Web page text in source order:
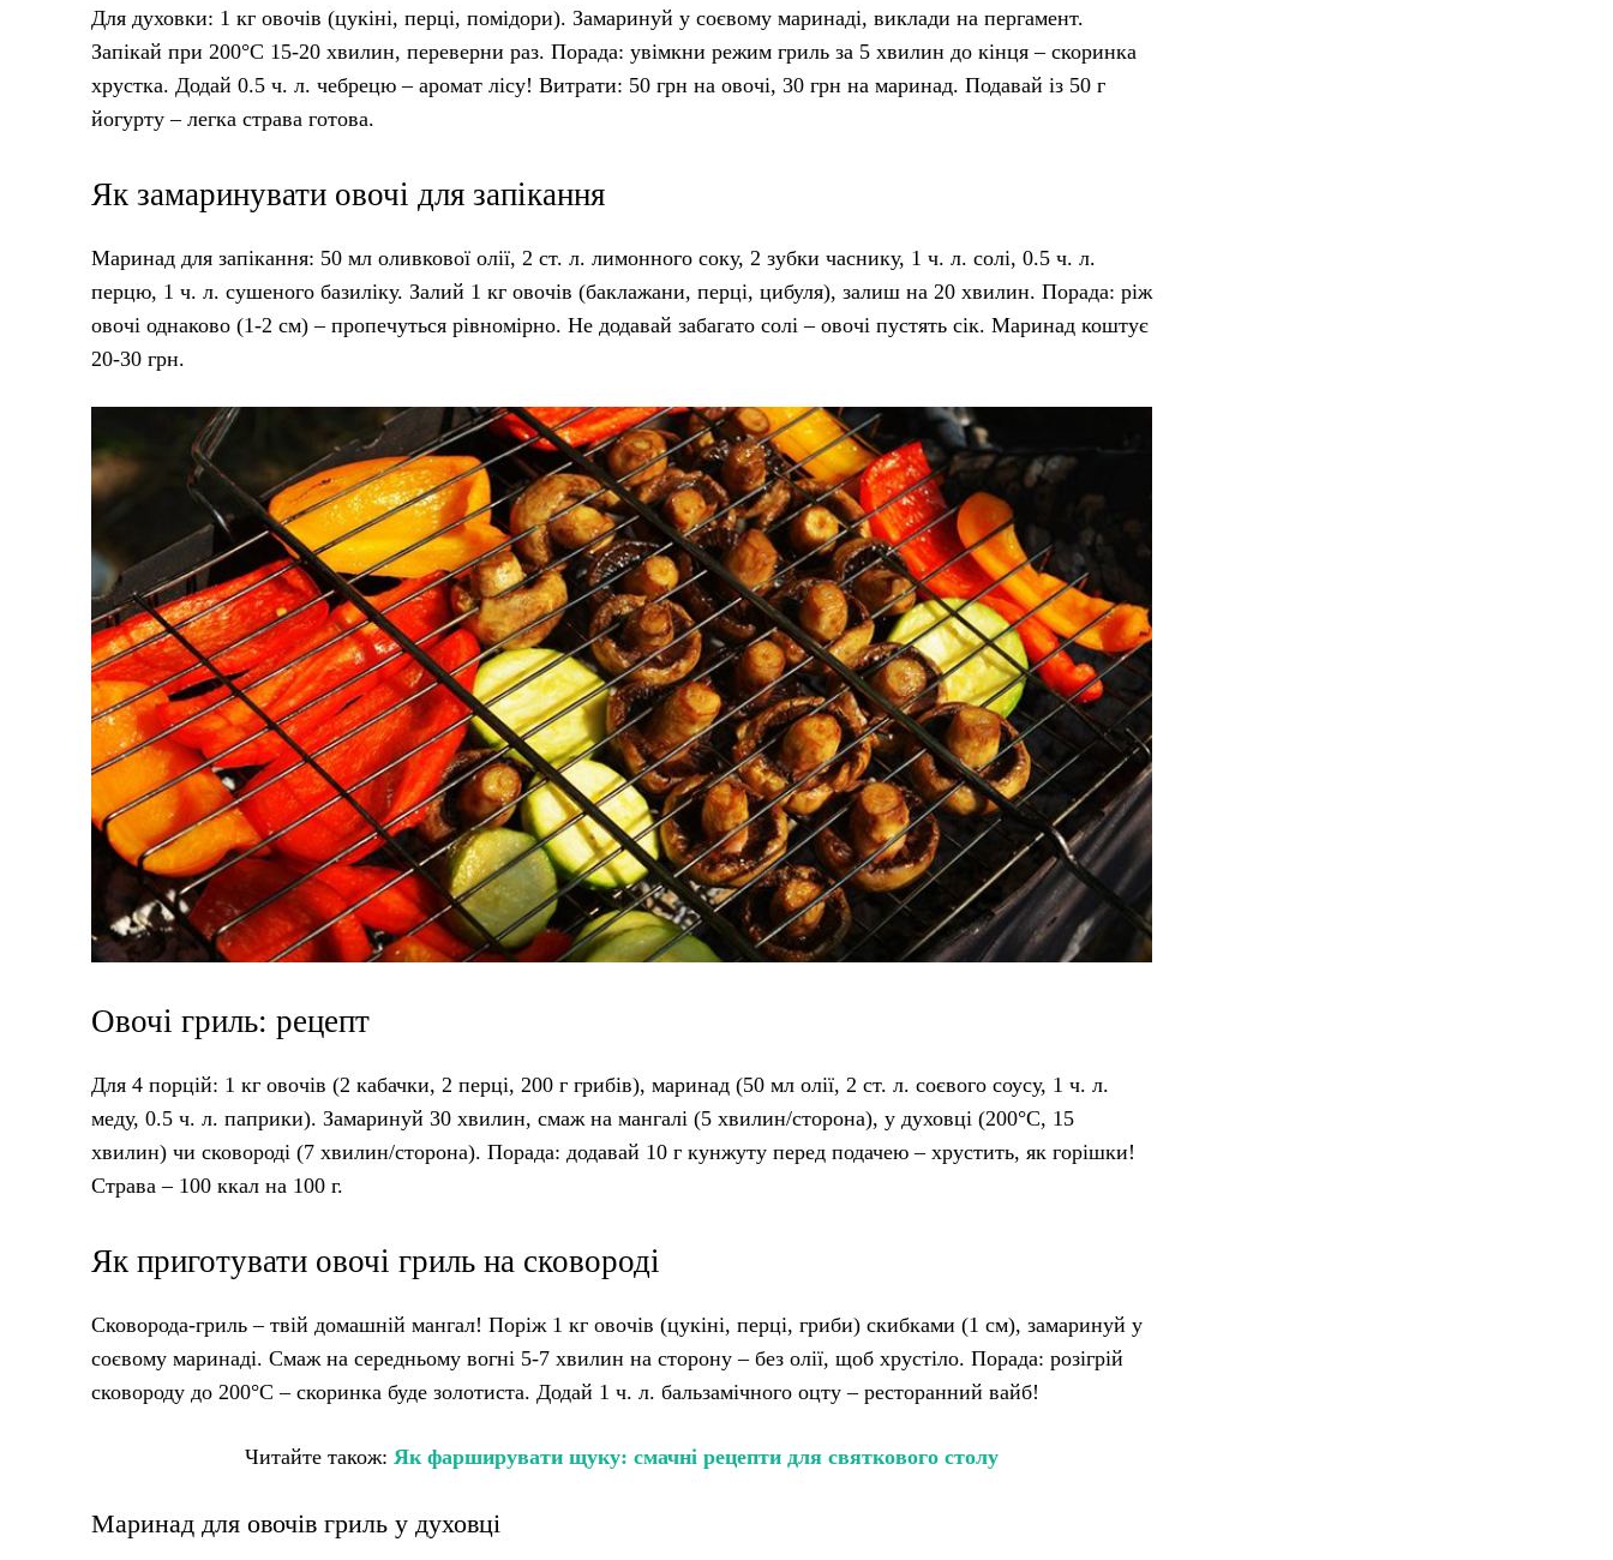
Для духовки: 1 кг овочів (цукіні, перці, помідори). Замаринуй у соєвому маринаді, виклади на пергамент.
Запікай при 200°C 15-20 хвилин, переверни раз. Порада: увімкни режим гриль за 5 хвилин до кінця – скоринка
хрустка. Додай 0.5 ч. л. чебрецю – аромат лісу! Витрати: 50 грн на овочі, 30 грн на маринад. Подавай із 50 г
йогурту – легка страва готова.
Як замаринувати овочі для запікання
Маринад для запікання: 50 мл оливкової олії, 2 ст. л. лимонного соку, 2 зубки часнику, 1 ч. л. солі, 0.5 ч. л.
перцю, 1 ч. л. сушеного базиліку. Залий 1 кг овочів (баклажани, перці, цибуля), залиш на 20 хвилин. Порада: ріж
овочі однаково (1-2 см) – пропечуться рівномірно. Не додавай забагато солі – овочі пустять сік. Маринад коштує
20-30 грн.
Овочі гриль: рецепт
Для 4 порцій: 1 кг овочів (2 кабачки, 2 перці, 200 г грибів), маринад (50 мл олії, 2 ст. л. соєвого соусу, 1 ч. л.
меду, 0.5 ч. л. паприки). Замаринуй 30 хвилин, смаж на мангалі (5 хвилин/сторона), у духовці (200°C, 15
хвилин) чи сковороді (7 хвилин/сторона). Порада: додавай 10 г кунжуту перед подачею – хрустить, як горішки!
Страва – 100 ккал на 100 г.
Як приготувати овочі гриль на сковороді
Сковорода-гриль – твій домашній мангал! Поріж 1 кг овочів (цукіні, перці, гриби) скибками (1 см), замаринуй у
соєвому маринаді. Смаж на середньому вогні 5-7 хвилин на сторону – без олії, щоб хрустіло. Порада: розігрій
сковороду до 200°C – скоринка буде золотиста. Додай 1 ч. л. бальзамічного оцту – ресторанний вайб!
Читайте також: Як фарширувати щуку: смачні рецепти для святкового столу
Маринад для овочів гриль у духовці